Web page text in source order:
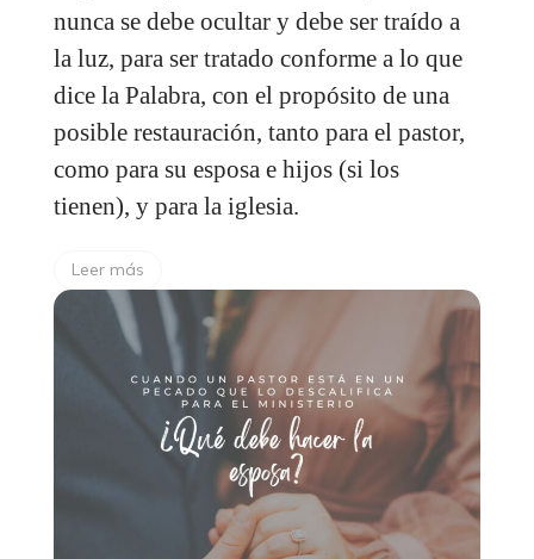
nunca se debe ocultar y debe ser traído a
la luz, para ser tratado conforme a lo que
dice la Palabra, con el propósito de una
posible restauración, tanto para el pastor,
como para su esposa e hijos (si los
tienen), y para la iglesia.
Leer más